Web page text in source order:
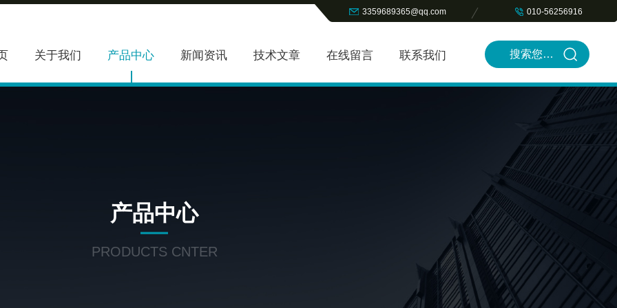
3359689365@qq.com 010-56256916
关于我们 产品中心 新闻资讯 技术文章 在线留言 联系我们
产品中心
PRODUCTS CNTER